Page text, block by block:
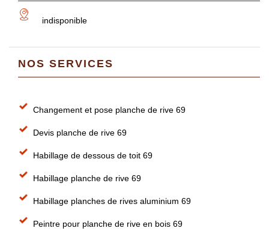
indisponible
NOS SERVICES
Changement et pose planche de rive 69
Devis planche de rive 69
Habillage de dessous de toit 69
Habillage planche de rive 69
Habillage planches de rives aluminium 69
Peintre pour planche de rive en bois 69